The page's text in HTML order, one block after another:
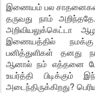
இணையம் பல
தருவது நாம்
அறிவியலுக்கெட்டா
இணையத்தில் நமக்கு
பனித்துளிகள் தனது
ஆனால் நம் எத்தனை
உயர்த்தி
அடைந்திருக்கிறது?